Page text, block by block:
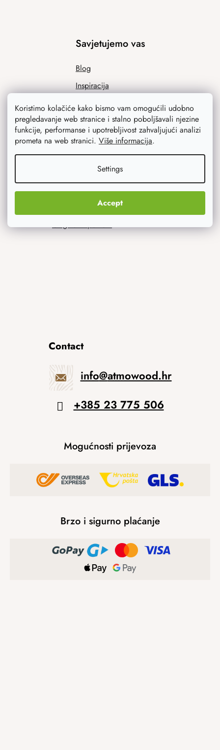
Koristimo kolačiće kako bismo vam omogućili udobno
pregledavanje web stranice i stalno poboljšavali njezine
funkcije, performanse i upotrebljivost zahvaljujući analizi
prometa na web stranici. Više informacija.
Settings
Accept
Savjetujemo vas
Blog
Inspiracija
Ono što vas najviše zanima
Originalni pokloni
Contact
info@atmowood.hr
+385 23 775 506
Mogućnosti prijevoza
Brzo i sigurno plaćanje